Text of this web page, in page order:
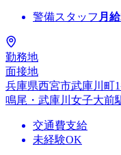
警備スタッフ 月給
勤務地
面接地
兵庫県西宮市武庫川町
鳴尾・武庫川女子大前
交通費支給
未経験OK